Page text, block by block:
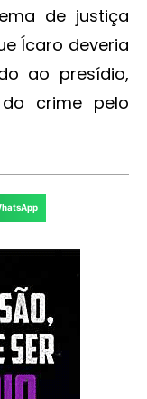
de justiça
Ícaro deveria
ao presídio,
crime pelo